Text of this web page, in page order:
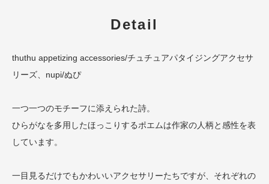
Detail
thuthu appetizing accessories/チュチュアパタイジングアクセサ
リーズ、nupi/ぬぴ
一つ一つのモチーフに添えられた詩。
ひらがなを多用したほっこりするポエムは作家の人柄と感性を表
しています。
一目見るだけでもかわいいアクセサリーたちですが、それぞれの